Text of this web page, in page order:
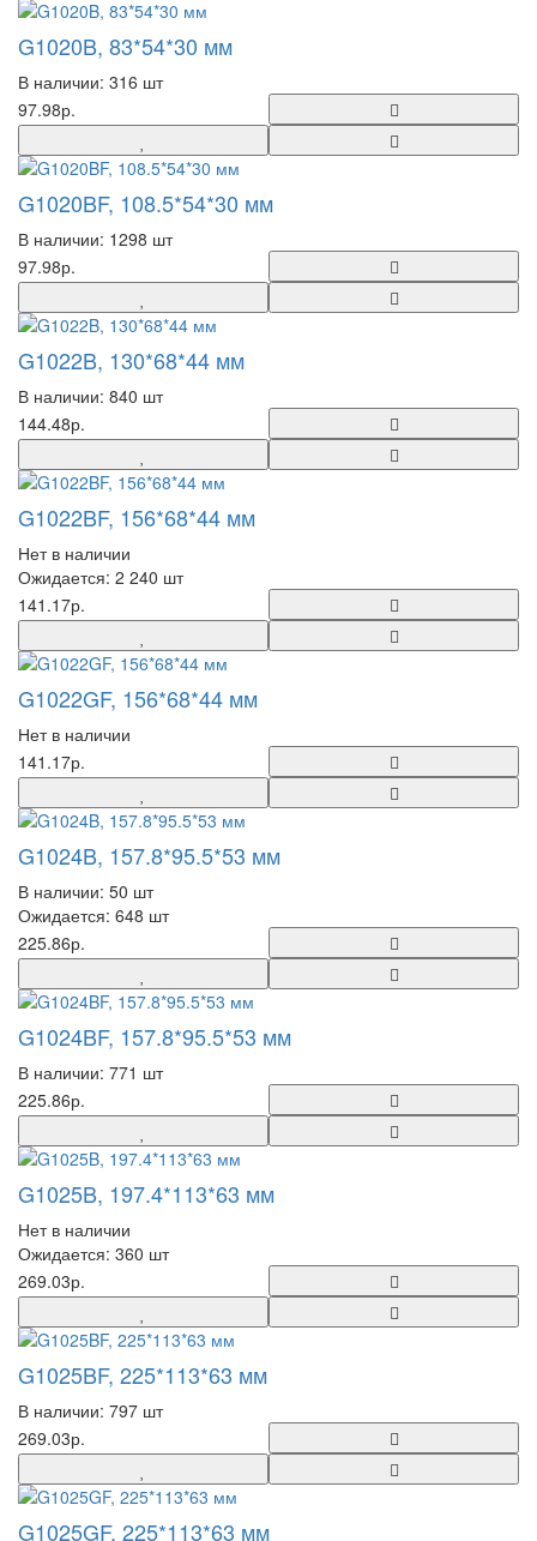
G1020B, 83*54*30 мм
В наличии: 316 шт
97.98р.
G1020BF, 108.5*54*30 мм
В наличии: 1298 шт
97.98р.
G1022B, 130*68*44 мм
В наличии: 840 шт
144.48р.
G1022BF, 156*68*44 мм
Нет в наличии
Ожидается: 2 240 шт
141.17р.
G1022GF, 156*68*44 мм
Нет в наличии
141.17р.
G1024B, 157.8*95.5*53 мм
В наличии: 50 шт
Ожидается: 648 шт
225.86р.
G1024BF, 157.8*95.5*53 мм
В наличии: 771 шт
225.86р.
G1025B, 197.4*113*63 мм
Нет в наличии
Ожидается: 360 шт
269.03р.
G1025BF, 225*113*63 мм
В наличии: 797 шт
269.03р.
G1025GF, 225*113*63 мм